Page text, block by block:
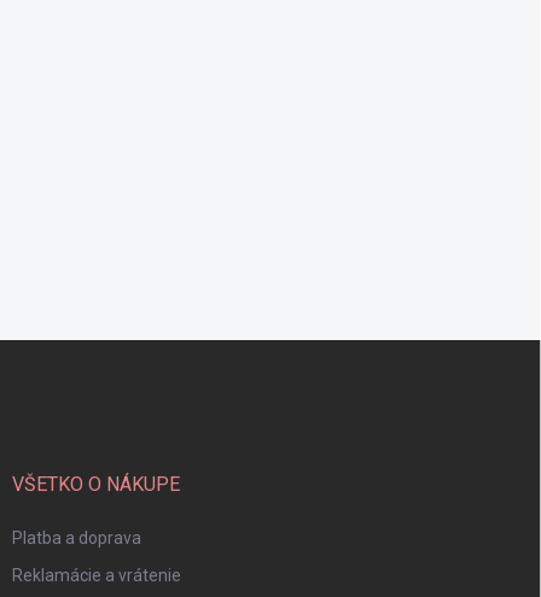
VŠETKO O NÁKUPE
Platba a doprava
Reklamácie a vrátenie